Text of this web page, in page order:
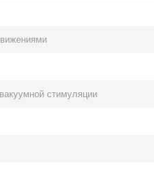
стимуляции